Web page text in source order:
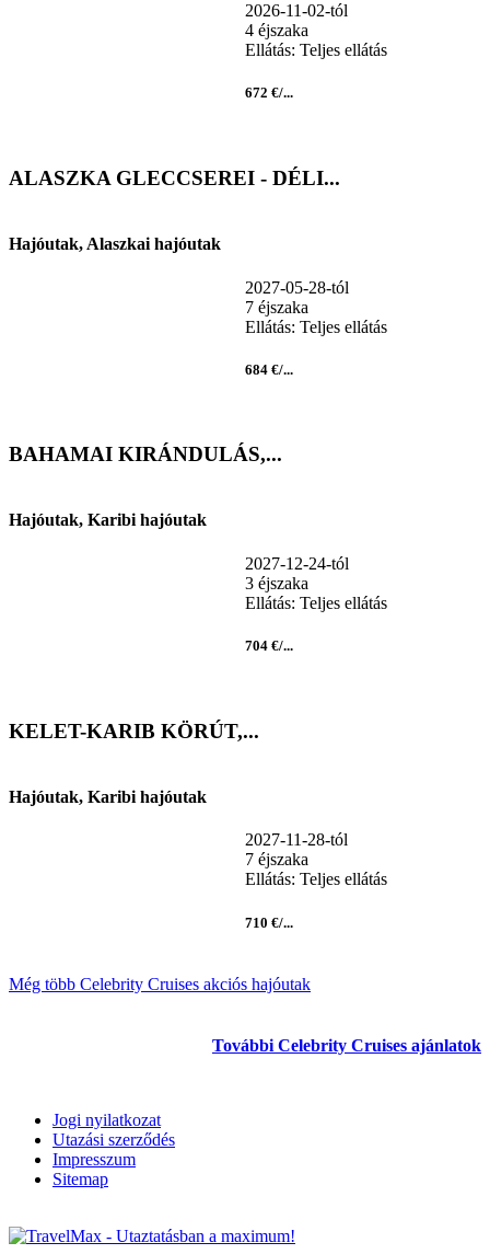
2026-11-02-tól
4 éjszaka
Ellátás: Teljes ellátás
672 €/...
ALASZKA GLECCSEREI - DÉLI...
Hajóutak, Alaszkai hajóutak
2027-05-28-tól
7 éjszaka
Ellátás: Teljes ellátás
684 €/...
BAHAMAI KIRÁNDULÁS,...
Hajóutak, Karibi hajóutak
2027-12-24-tól
3 éjszaka
Ellátás: Teljes ellátás
704 €/...
KELET-KARIB KÖRÚT,...
Hajóutak, Karibi hajóutak
2027-11-28-tól
7 éjszaka
Ellátás: Teljes ellátás
710 €/...
Még több Celebrity Cruises akciós hajóutak
További Celebrity Cruises ajánlatok
Jogi nyilatkozat
Utazási szerződés
Impresszum
Sitemap